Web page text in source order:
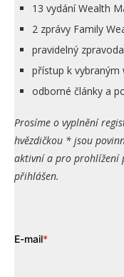
13 vydání Wealth
2 zprávy Family
pravidelný
přístup k vybraným
odborné články a
Prosíme o vyplnění
hvězdičkou * jsou
aktivní a pro prohlížení
přihlášen.
E-mail*